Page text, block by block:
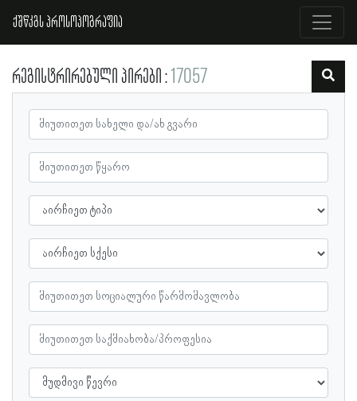
ქშწკგს პროსოპოგრაფია
რეგისტრირებული პირები 17057